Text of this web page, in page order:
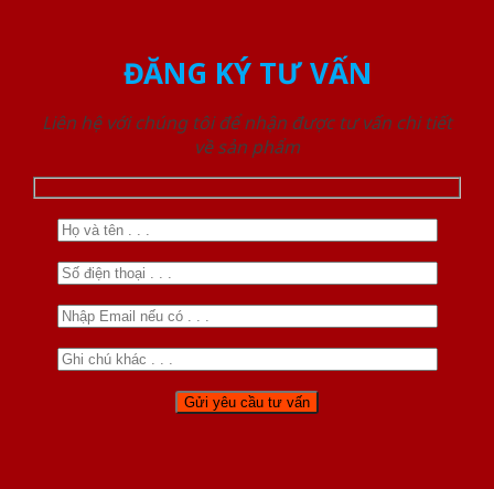
ĐĂNG KÝ TƯ VẤN
Liên hệ với chúng tôi để nhận được tư vấn chi tiết
về sản phẩm